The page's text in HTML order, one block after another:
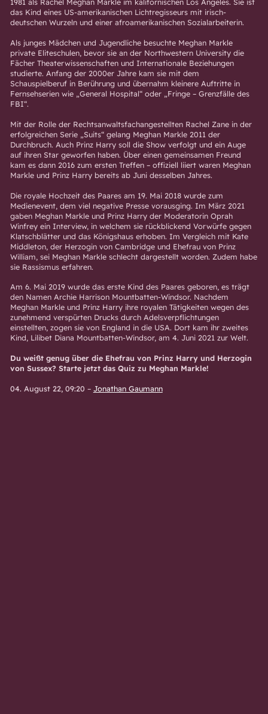
1981 als Rachel Meghan Markle im kalifornischen Los Angeles. Sie ist
das Kind eines US-amerikanischen Lichtregisseurs mit irisch-
deutschen Wurzeln und einer afroamerikanischen Sozialarbeiterin.
Als junges Mädchen und Jugendliche besuchte Meghan Markle
private Eliteschulen, bevor sie an der Northwestern University die
Fächer Theaterwissenschaften und Internationale Beziehungen
studierte. Anfang der 2000er Jahre kam sie mit dem
Schauspielberuf in Berührung und übernahm kleinere Auftritte in
Fernsehserien wie „General Hospital“ oder „Fringe – Grenzfälle des
FBI“.
Mit der Rolle der Rechtsanwaltsfachangestellten Rachel Zane in der
erfolgreichen Serie „Suits“ gelang Meghan Markle 2011 der
Durchbruch. Auch Prinz Harry soll die Show verfolgt und ein Auge
auf ihren Star geworfen haben. Über einen gemeinsamen Freund
kam es dann 2016 zum ersten Treffen – offiziell liiert waren Meghan
Markle und Prinz Harry bereits ab Juni desselben Jahres.
Die royale Hochzeit des Paares am 19. Mai 2018 wurde zum
Medienevent, dem viel negative Presse vorausging. Im März 2021
gaben Meghan Markle und Prinz Harry der Moderatorin Oprah
Winfrey ein Interview, in welchem sie rückblickend Vorwürfe gegen
Klatschblätter und das Königshaus erhoben. Im Vergleich mit Kate
Middleton, der Herzogin von Cambridge und Ehefrau von Prinz
William, sei Meghan Markle schlecht dargestellt worden. Zudem habe
sie Rassismus erfahren.
Am 6. Mai 2019 wurde das erste Kind des Paares geboren, es trägt
den Namen Archie Harrison Mountbatten-Windsor. Nachdem
Meghan Markle und Prinz Harry ihre royalen Tätigkeiten wegen des
zunehmend verspürten Drucks durch Adelsverpflichtungen
einstellten, zogen sie von England in die USA. Dort kam ihr zweites
Kind, Lilibet Diana Mountbatten-Windsor, am 4. Juni 2021 zur Welt.
Du weißt genug über die Ehefrau von Prinz Harry und Herzogin
von Sussex? Starte jetzt das Quiz zu Meghan Markle!
04. August 22, 09:20 – Jonathan Gaumann